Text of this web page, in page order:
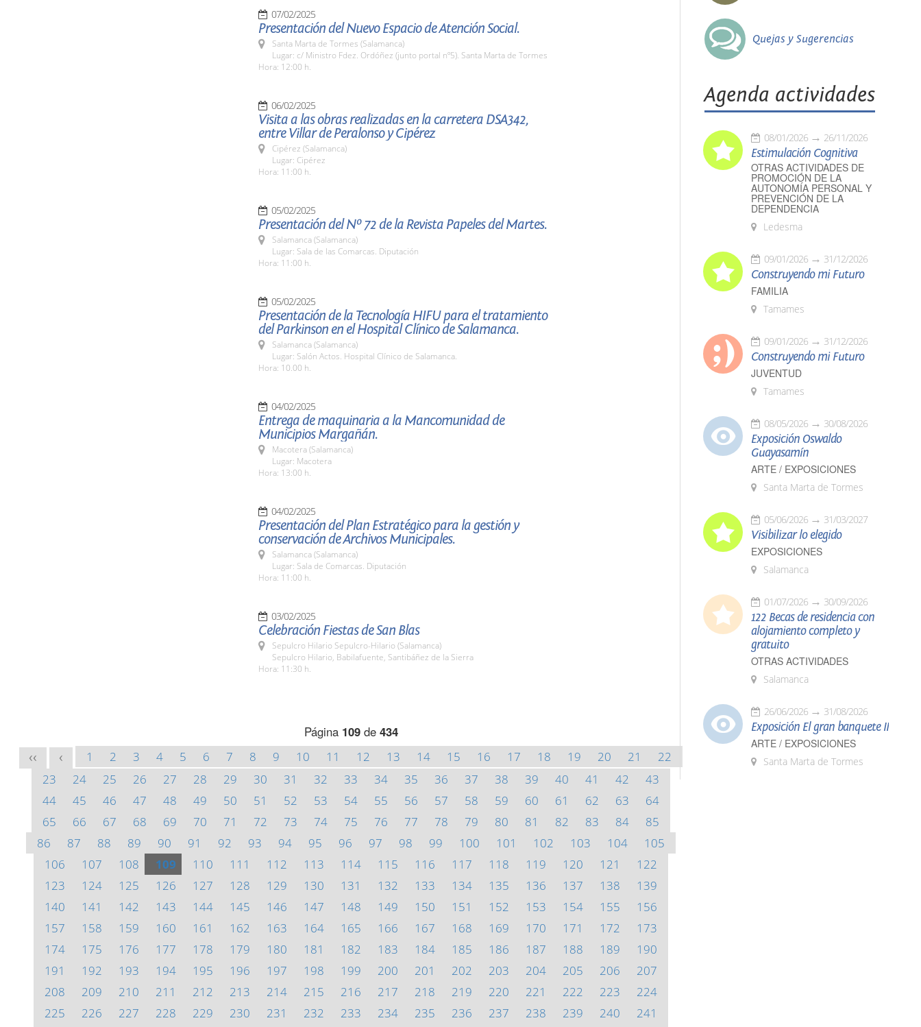
07/02/2025
Presentación del Nuevo Espacio de Atención Social.
Santa Marta de Tormes (Salamanca)
Lugar: c/ Ministro Fdez. Ordóñez (junto portal nº5). Santa Marta de Tormes
Hora: 12:00 h.
06/02/2025
Visita a las obras realizadas en la carretera DSA342,
entre Villar de Peralonso y Cipérez
Cipérez (Salamanca)
Lugar: Cipérez
Hora: 11:00 h.
05/02/2025
Presentación del Nº 72 de la Revista Papeles del Martes.
Salamanca (Salamanca)
Lugar: Sala de las Comarcas. Diputación
Hora: 11:00 h.
05/02/2025
Presentación de la Tecnología HIFU para el tratamiento
del Parkinson en el Hospital Clínico de Salamanca.
Salamanca (Salamanca)
Lugar: Salón Actos. Hospital Clínico de Salamanca.
Hora: 10.00 h.
04/02/2025
Entrega de maquinaria a la Mancomunidad de
Municipios Margañán.
Macotera (Salamanca)
Lugar: Macotera
Hora: 13:00 h.
04/02/2025
Presentación del Plan Estratégico para la gestión y
conservación de Archivos Municipales.
Salamanca (Salamanca)
Lugar: Sala de Comarcas. Diputación
Hora: 11:00 h.
03/02/2025
Celebración Fiestas de San Blas
Sepulcro Hilario Sepulcro-Hilario (Salamanca)
Sepulcro Hilario, Babilafuente, Santibáñez de la Sierra
Hora: 11:30 h.
Página 109de 434
<< < 1 2 3 4 5 6 7 8 9 10 11 12 13 14 15 16 17 18 19 20 21
22
23
24 25 26 27 28 29 30 31 32 33 34 35 36 37 38 39 40 41 42
43
44
45 46 47 48 49 50 51 52 53 54 55 56 57 58 59 60 61 62 63
64
65
66 67 68 69 70 71 72 73 74 75 76 77 78 79 80 81 82 83 84
85
86
87 88 89 90 91 92 93 94 95 96 97 98 99 100 101 102 103 104
105
106
107 108 109 110 111 112 113 114 115 116 117 118 119 120 121
122
123
124 125 126 127 128 129 130 131 132 133 134 135 136 137 138
139
140
141 142 143 144 145 146 147 148 149 150 151 152 153 154 155
156
157
158 159 160 161 162 163 164 165 166 167 168 169 170 171 172
173
174
175 176 177 178 179 180 181 182 183 184 185 186 187 188 189
190
191
192 193 194 195 196 197 198 199 200 201 202 203 204 205 206
207
208
209 210 211 212 213 214 215 216 217 218 219 220 221 222 223
224
225
226 227 228 229 230 231 232 233 234 235 236 237 238 239 240
241
Quejas y Sugerencias
Agenda actividades
08/01/2026 26/11/2026
Estimulación Cognitiva
OTRAS ACTIVIDADES DE
PROMOCIÓN DE LA
AUTONOMÍA PERSONAL Y
PREVENCIÓN DE LA
DEPENDENCIA
Ledesma
09/01/2026 31/12/2026
Construyendo mi Futuro
FAMILIA
Tamames
09/01/2026 31/12/2026
Construyendo mi Futuro
JUVENTUD
Tamames
08/05/2026 30/08/2026
Exposición Oswaldo
Guayasamín
ARTE / EXPOSICIONES
Santa Marta de Tormes
05/06/2026 31/03/2027
Visibilizar lo elegido
EXPOSICIONES
Salamanca
01/07/2026 30/09/2026
122 Becas de residencia con
alojamiento completo y
gratuito
OTRAS ACTIVIDADES
Salamanca
26/06/2026 31/08/2026
Exposición El gran banquete II
ARTE / EXPOSICIONES
Santa Marta de Tormes